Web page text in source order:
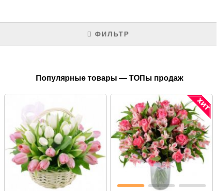
ФИЛЬТР
Популярные товары — ТОПы продаж